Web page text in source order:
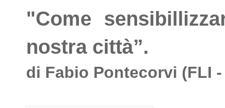
"Come
nostra città”.
di Fabio Pontecorvi (FLI